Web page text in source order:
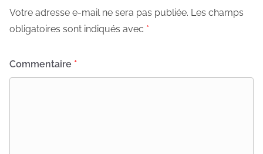
Votre adresse e-mail ne sera pas publiée. Les champs
obligatoires sont indiqués avec *
Commentaire *